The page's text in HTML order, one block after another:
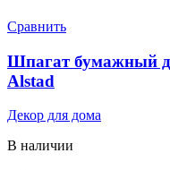
Сравнить
Шпагат бумажный
Alstad
Декор для дома
В наличии